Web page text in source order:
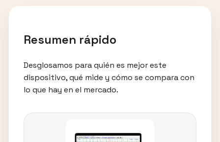
Resumen rápido
Desglosamos para quién es mejor este
dispositivo, qué mide y cómo se compara con
lo que hay en el mercado.